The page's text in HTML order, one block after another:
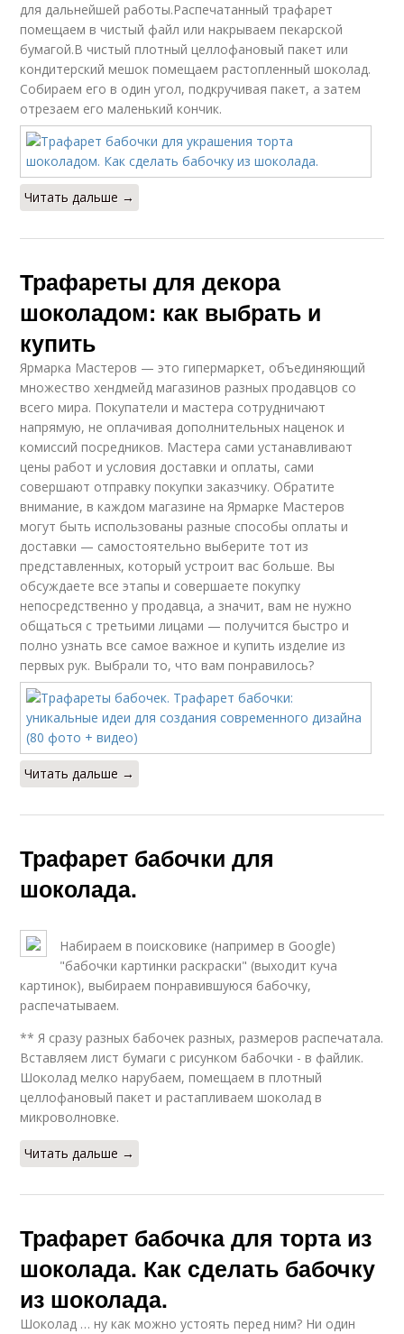
для дальнейшей работы.Распечатанный трафарет
помещаем в чистый файл или накрываем пекарской
бумагой.В чистый плотный целлофановый пакет или
кондитерский мешок помещаем растопленный шоколад.
Собираем его в один угол, подкручивая пакет, а затем
отрезаем его маленький кончик.
Читать дальше →
Трафареты для декора
шоколадом: как выбрать и
купить
Ярмарка Мастеров — это гипермаркет, объединяющий
множество хендмейд магазинов разных продавцов со
всего мира. Покупатели и мастера сотрудничают
напрямую, не оплачивая дополнительных наценок и
комиссий посредников. Мастера сами устанавливают
цены работ и условия доставки и оплаты, сами
совершают отправку покупки заказчику. Обратите
внимание, в каждом магазине на Ярмарке Мастеров
могут быть использованы разные способы оплаты и
доставки — самостоятельно выберите тот из
представленных, который устроит вас больше. Вы
обсуждаете все этапы и совершаете покупку
непосредственно у продавца, а значит, вам не нужно
общаться с третьими лицами — получится быстро и
полно узнать все самое важное и купить изделие из
первых рук. Выбрали то, что вам понравилось?
Читать дальше →
Трафарет бабочки для
шоколада.
Набираем в поисковике (например в Google)
"бабочки картинки раскраски" (выходит куча
картинок), выбираем понравившуюся бабочку,
распечатываем.
** Я сразу разных бабочек разных, размеров распечатала.
Вставляем лист бумаги с рисунком бабочки - в файлик.
Шоколад мелко нарубаем, помещаем в плотный
целлофановый пакет и растапливаем шоколад в
микроволновке.
Читать дальше →
Трафарет бабочка для торта из
шоколада. Как сделать бабочку
из шоколада.
Шоколад … ну как можно устоять перед ним? Ни один